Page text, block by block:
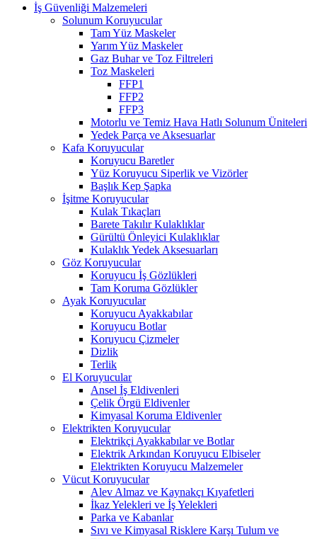
İş Güvenliği Malzemeleri
Solunum Koruyucular
Tam Yüz Maskeler
Yarım Yüz Maskeler
Gaz Buhar ve Toz Filtreleri
Toz Maskeleri
FFP1
FFP2
FFP3
Motorlu ve Temiz Hava Hatlı Solunum Üniteleri
Yedek Parça ve Aksesuarlar
Kafa Koruyucular
Koruyucu Baretler
Yüz Koruyucu Siperlik ve Vizörler
Başlık Kep Şapka
İşitme Koruyucular
Kulak Tıkaçları
Barete Takılır Kulaklıklar
Gürültü Önleyici Kulaklıklar
Kulaklık Yedek Aksesuarları
Göz Koruyucular
Koruyucu İş Gözlükleri
Tam Koruma Gözlükler
Ayak Koruyucular
Koruyucu Ayakkabılar
Koruyucu Botlar
Koruyucu Çizmeler
Dizlik
Terlik
El Koruyucular
Ansel İş Eldivenleri
Çelik Örgü Eldivenler
Kimyasal Koruma Eldivenler
Elektrikten Koruyucular
Elektrikçi Ayakkabılar ve Botlar
Elektrik Arkından Koruyucu Elbiseler
Elektrikten Koruyucu Malzemeler
Vücut Koruyucular
Alev Almaz ve Kaynakçı Kıyafetleri
İkaz Yelekleri ve İş Yelekleri
Parka ve Kabanlar
Sıvı ve Kimyasal Risklere Karşı Tulum ve